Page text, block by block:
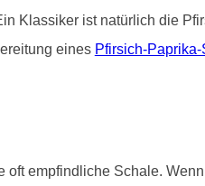
Klassiker ist natürlich die
eines Pfirsich-
empfindliche Schale.